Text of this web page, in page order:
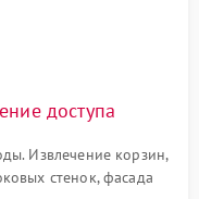
доступа
Извлечение корзин,
стенок, фасада